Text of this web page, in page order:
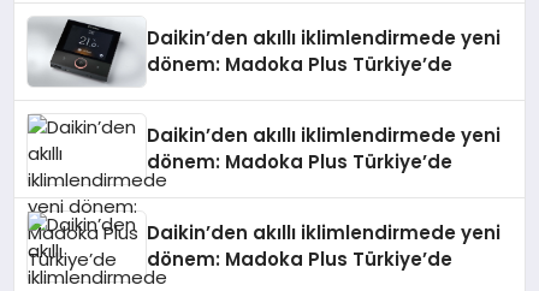
Daikin’den akıllı iklimlendirmede yeni
dönem: Madoka Plus Türkiye’de
Daikin’den akıllı iklimlendirmede yeni
dönem: Madoka Plus Türkiye’de
Daikin’den akıllı iklimlendirmede yeni
dönem: Madoka Plus Türkiye’de